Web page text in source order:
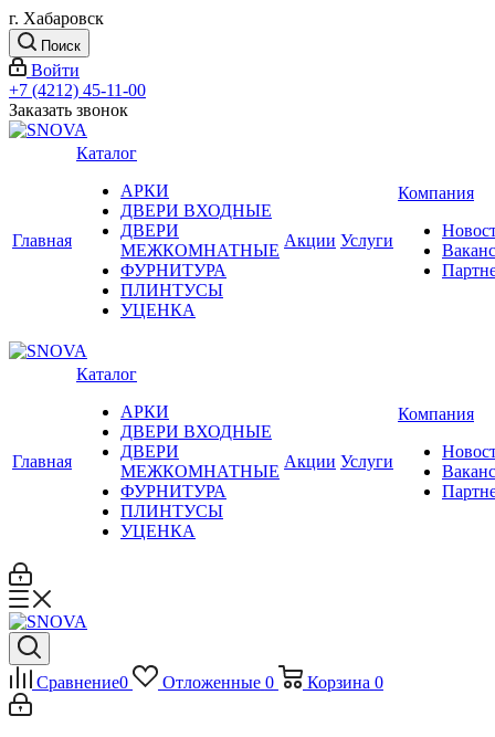
г. Хабаровск
Поиск
Войти
+7 (4212) 45-11-00
Заказать звонок
Главная
Каталог
АРКИ
ДВЕРИ ВХОДНЫЕ
ДВЕРИ
МЕЖКОМНАТНЫЕ
ФУРНИТУРА
ПЛИНТУСЫ
УЦЕНКА
Акции Услуги
Компания
Главная
Каталог
АРКИ
ДВЕРИ ВХОДНЫЕ
ДВЕРИ
МЕЖКОМНАТНЫЕ
ФУРНИТУРА
ПЛИНТУСЫ
УЦЕНКА
Акции Услуги
Компания
Сравнение0 Отложенные 0 Корзина 0